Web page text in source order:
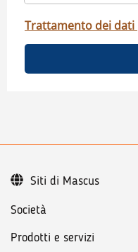
Trattamento dei dati
Società
Prodotti e servizi
Siti di Mascus